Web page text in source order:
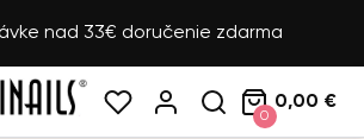
nad 33€ doručenie zdarma
0
0,00 €